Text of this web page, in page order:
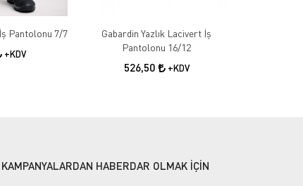
Gabardin Kışlık Gri İş Pantolonu 7/7
+KDV
Gabardin Yazlık Lacivert İş
Pantolonu 16/12
526,50 +KDV
KAMPANYALARDAN HABERDAR OLMAK İÇİN